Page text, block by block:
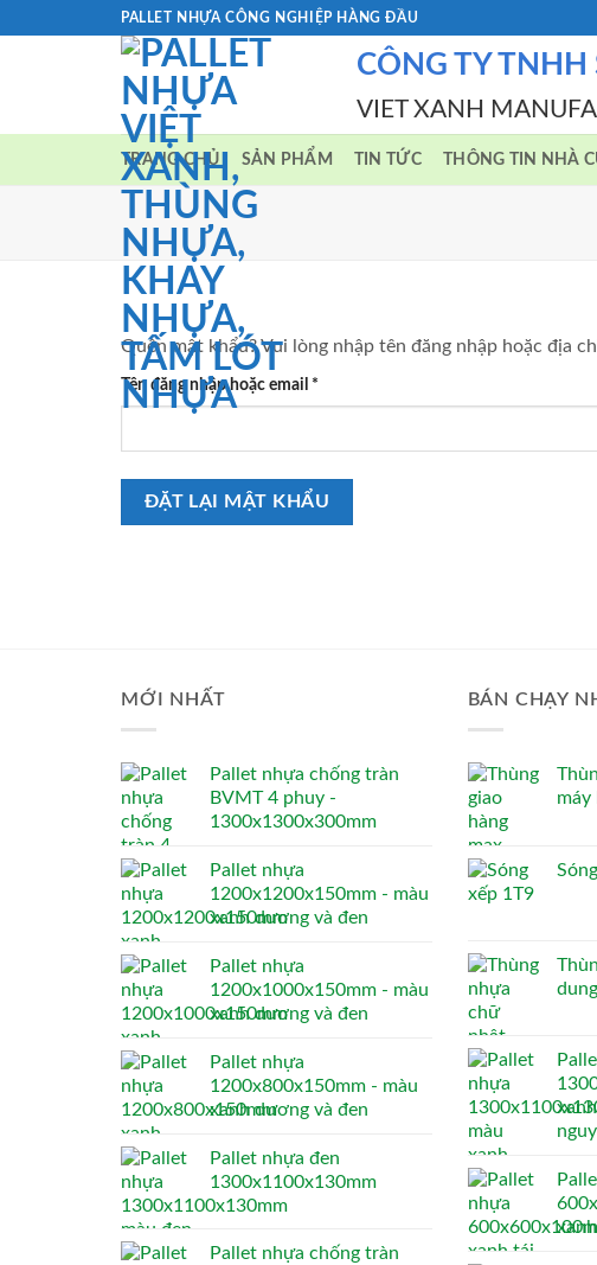
PALLET NHỰA CÔNG NGHIỆP HÀNG ĐẦU
CÔNG TY TNHH
VIET XANH
TRANG CHỦ SẢN PHẨM TIN TỨC THÔNG TIN NHÀ
Quên mật khẩu? Vui lòng nhập tên đăng nhập hoặc địa
Tên đăng nhập hoặc email *
buộc
ĐẶT LẠI MẬT KHẨU
MỚI NHẤT
Pallet nhựa chống tràn
BVMT 4 phuy -
1300x1300x300mm
Pallet nhựa
1200x1200x150mm - màu
xanh dương và đen
Pallet nhựa
1200x1000x150mm - màu
xanh dương và đen
Pallet nhựa
1200x800x150mm - màu
xanh dương và đen
Pallet nhựa đen
1300x1100x130mm
Pallet nhựa chống tràn
BÁN CHẠY
máy
xanh